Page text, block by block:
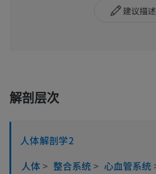
建议描述
解剖层次
人体解剖学2
人体> 整合系统> 心血管系统